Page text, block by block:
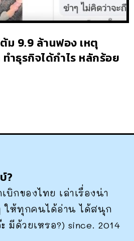
ม 9.9 ล้านฟอง เหตุ
ำธุรกิจได้กำไร หลักร้อย
?
บิกของไทย เล่าเรื่องน่า
ให้ทุกคนได้อ่าน ได้สนุก
มีด้วยเหรอ?) since. 2014